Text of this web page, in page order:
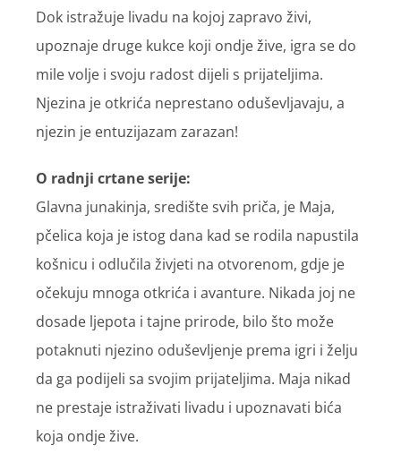
Dok istražuje livadu na kojoj zapravo živi,
upoznaje druge kukce koji ondje žive, igra se do
mile volje i svoju radost dijeli s prijateljima.
Njezina je otkrića neprestano oduševljavaju, a
njezin je entuzijazam zarazan!
O radnji crtane serije:
Glavna junakinja, središte svih priča, je Maja,
pčelica koja je istog dana kad se rodila napustila
košnicu i odlučila živjeti na otvorenom, gdje je
očekuju mnoga otkrića i avanture. Nikada joj ne
dosade ljepota i tajne prirode, bilo što može
potaknuti njezino oduševljenje prema igri i želju
da ga podijeli sa svojim prijateljima. Maja nikad
ne prestaje istraživati livadu i upoznavati bića
koja ondje žive.